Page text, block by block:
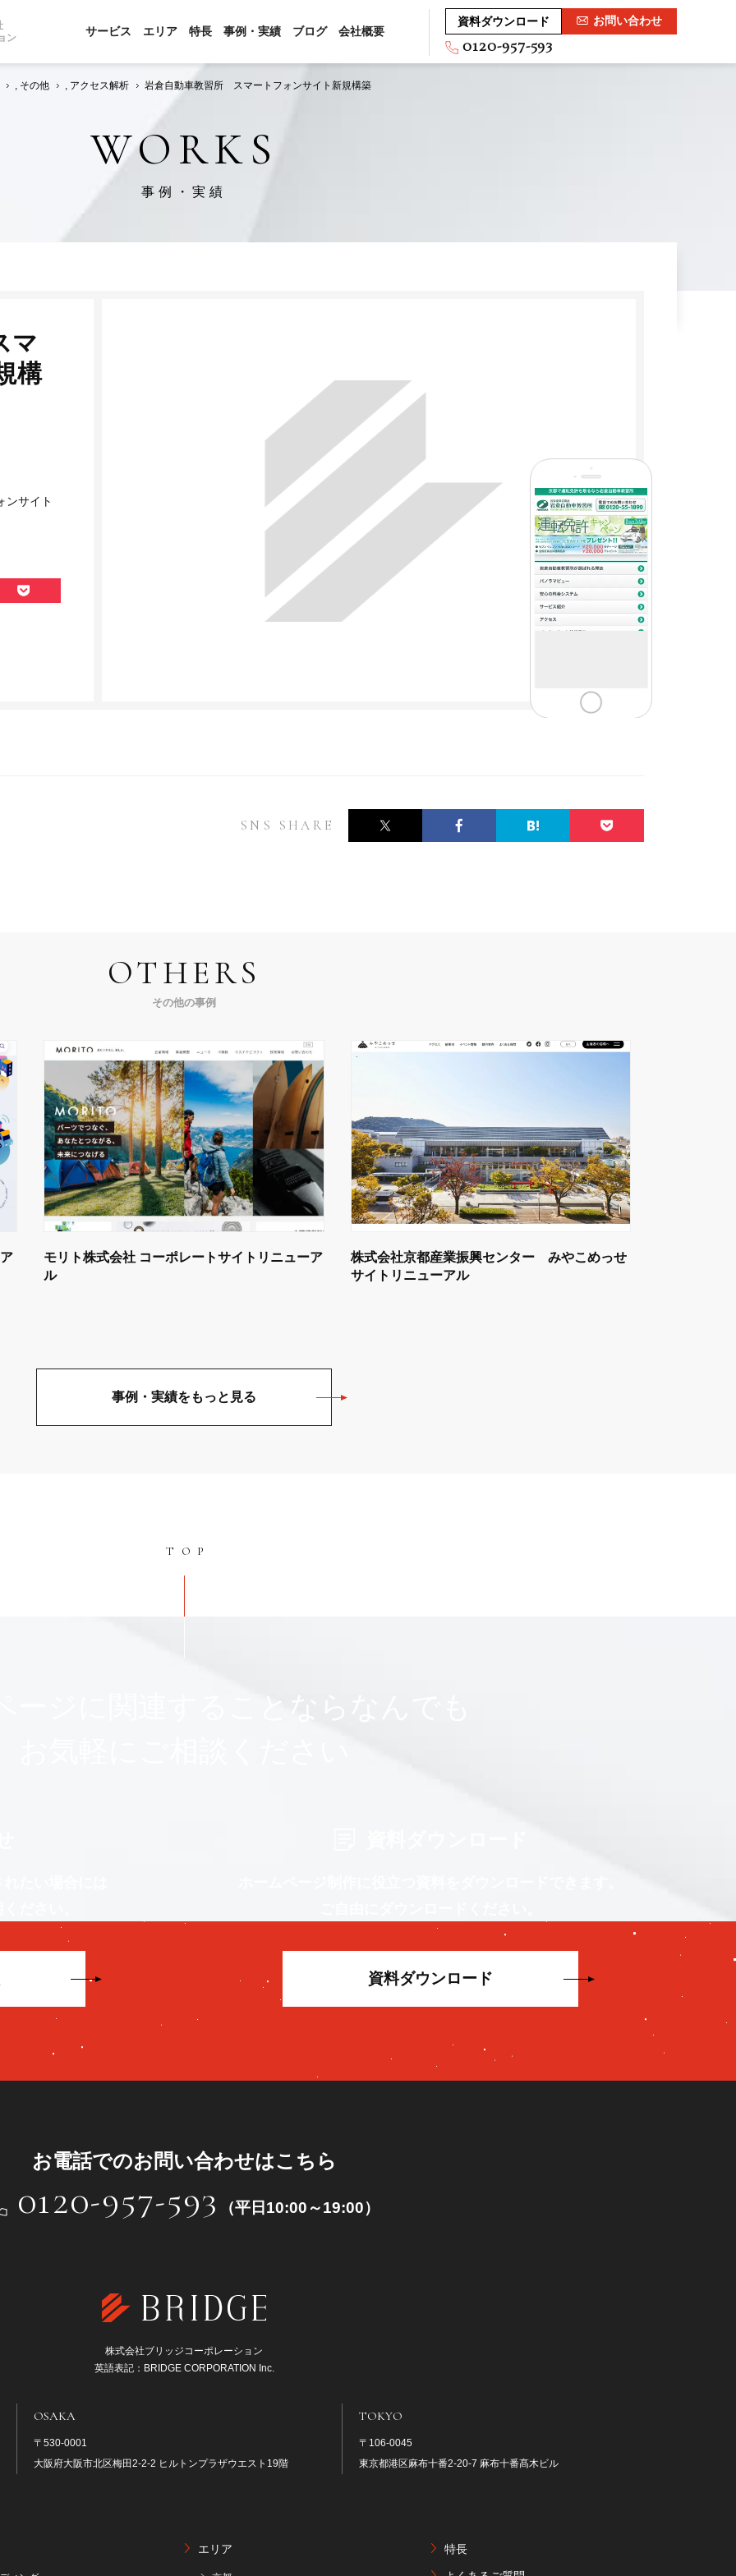
ン
サービス エリア 特長 事例・実績 ブログ 会社概要
資料ダウンロード お問い合わせ
0120-957-593
, その他 , アクセス解析 岩倉自動車教習所 スマートフォンサイト新規構築
WORKS
事例・実績
マ
構
ンサイト
SNS SHARE
OTHERS
その他の事例
モリト株式会社 コーポレートサイトリニューア
ル
株式会社京都産業振興センター みやこめっせ
サイトリニューアル
事例・実績をもっと見る
TOP
資料ダウンロード
お電話でのお問い合わせはこちら
0120-957-593 （平日10:00～19:00）
株式会社ブリッジコーポレーション
英語表記：BRIDGE CORPORATION Inc.
OSAKA
〒530-0001
大阪府大阪市北区梅田2-2-2 ヒルトンプラザウエスト19階
TOKYO
〒106-0045
東京都港区麻布十番2-20-7 麻布十番髙木ビル
エリア 特長